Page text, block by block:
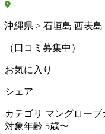
沖縄県 > 石垣島 西表島
（口コミ募集中）
お気に入り
シェア
カテゴリ マングローブ
対象年齢 5歳〜